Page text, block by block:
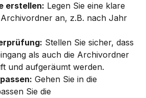
erstellen: Legen Sie eine klare
an, z.B. nach Jahr
Stellen Sie sicher, dass
als auch die Archivordner
und aufgeräumt werden.
Gehen Sie in die
Sie die